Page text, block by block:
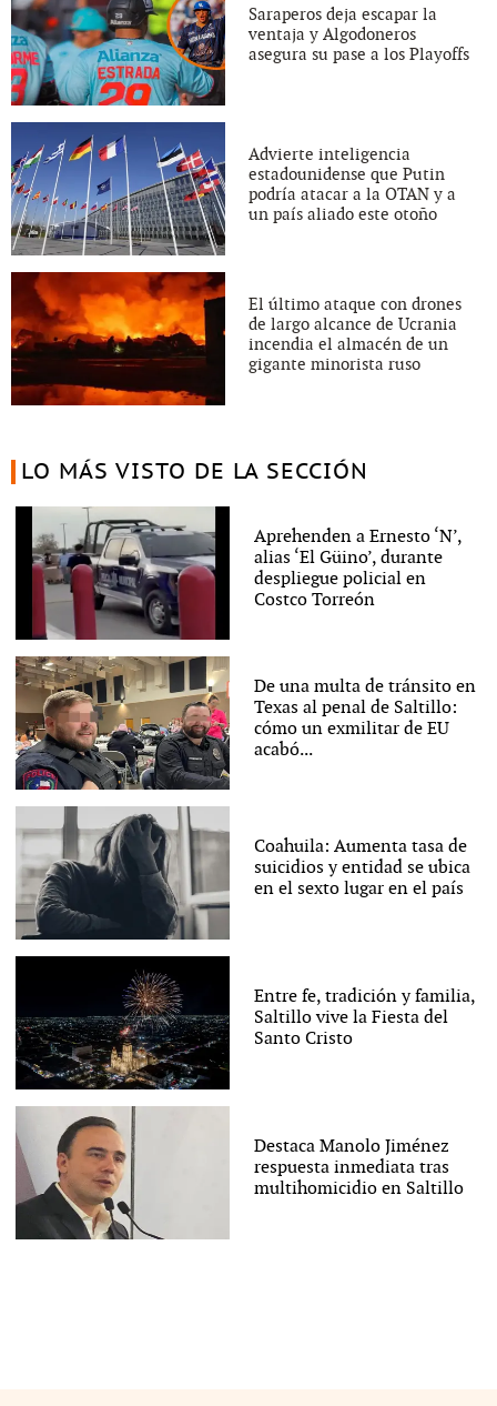
Saraperos deja escapar la
ventaja y Algodoneros
asegura su pase a los Playoffs
Advierte inteligencia
estadounidense que Putin
podría atacar a la OTAN y a
un país aliado este otoño
El último ataque con drones
de largo alcance de Ucrania
incendia el almacén de un
gigante minorista ruso
LO MÁS VISTO DE LA SECCIÓN
Aprehenden a Ernesto ‘N’,
alias ‘El Güino’, durante
despliegue policial en
Costco Torreón
De una multa de tránsito en
Texas al penal de Saltillo:
cómo un exmilitar de EU
acabó...
Coahuila: Aumenta tasa de
suicidios y entidad se ubica
en el sexto lugar en el país
Entre fe, tradición y familia,
Saltillo vive la Fiesta del
Santo Cristo
Destaca Manolo Jiménez
respuesta inmediata tras
multihomicidio en Saltillo